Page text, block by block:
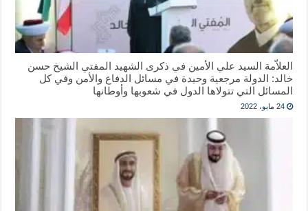
العلاّمة السيد علي الأمين في ذكرى الشهيد المفتي الشيخ حسن
خالد: الدولة مرجعية وحيدة في مسائل الدفاع والأمن وفي كل
المسائل التي تتولاها الدول في شعوبها وأوطانها
24 مايو، 2022